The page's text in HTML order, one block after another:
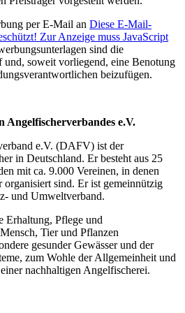
per E-Mail an Diese E-Mail-
Zur Anzeige muss JavaScript
sind die
und, soweit vorliegend, eine Benotung
beizufügen.
Angelfischerverbandes e.V.
e.V. (DAFV) ist der
in Deutschland. Er besteht aus 25
mit ca. 9.000 Vereinen, in denen
sind. Er ist gemeinnützig
und Umweltverband.
Erhaltung, Pflege und
Tier und Pflanzen
gesunder Gewässer und der
zum Wohle der Allgemeinheit und
nachhaltigen Angelfischerei.